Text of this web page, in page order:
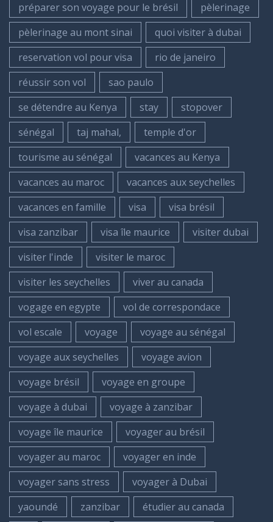
préparer son voyage pour le brésil
pèlerinage
pèlerinage au mont sinai
quoi visiter à dubai
reservation vol pour visa
rio de janeiro
réussir son vol
sao paulo
se détendre au Kenya
stay
stopover
sénégal
taj mahal,
temple d'or
tourisme au sénégal
vacances au Kenya
vacances au maroc
vacances aux seychelles
vacances en famille
visa
visa brésil
visa zanzibar
visa île maurice
visiter dubai
visiter l'inde
visiter le maroc
visiter les seychelles
viver au canada
vogage en egypte
vol de correspondace
vol escale
voyage
voyage au sénégal
voyage aux seychelles
voyage avion
voyage brésil
voyage en groupe
voyage à dubai
voyage à zanzibar
voyage île maurice
voyager au brésil
voyager au maroc
voyager en inde
voyager sans stress
voyager à Dubai
yaoundé
zanzibar étudier au canada